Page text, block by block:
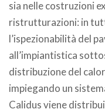
sia nelle costruzioni
ristrutturazioni: in
l’ispezionabilità del
all’impiantistica
distribuzione del
impiegando un
Calidus viene